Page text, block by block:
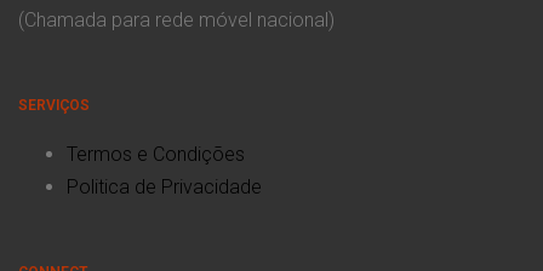
(Chamada para rede móvel nacional)
SERVIÇOS
Termos e Condições
Politica de Privacidade